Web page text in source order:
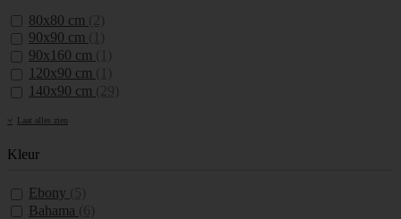
80x80 cm
90x90 cm
90x160 cm
120x90 cm
140x90 cm
Laat alles zien
Kleur
Ebony
Bahama